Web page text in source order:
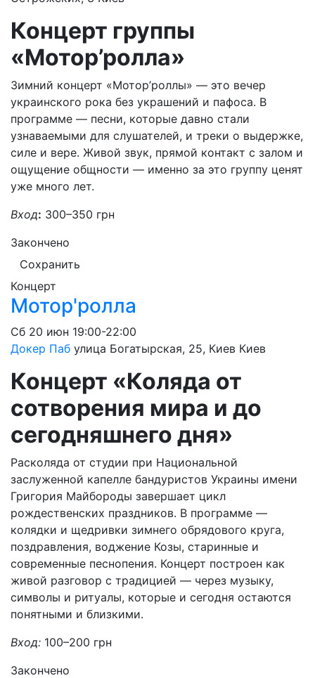
Концерт группы
«Мотор’ролла»
Зимний концерт «Мотор’роллы» — это вечер
украинского рока без украшений и пафоса. В
программе — песни, которые давно стали
узнаваемыми для слушателей, и треки о выдержке,
силе и вере. Живой звук, прямой контакт с залом и
ощущение общности — именно за это группу ценят
уже много лет.
Вход: 300–350 грн
Закончено
Сохранить
Концерт
Мотор'ролла
Сб 20 июн 19:00-22:00
Докер Паб улица Богатырская, 25, Киев Киев
Концерт «Коляда от
сотворения мира и до
сегодняшнего дня»
Расколяда от студии при Национальной
заслуженной капелле бандуристов Украины имени
Григория Майбороды завершает цикл
рождественских праздников. В программе —
колядки и щедривки зимнего обрядового круга,
поздравления, воджение Козы, старинные и
современные песнопения. Концерт построен как
живой разговор с традицией — через музыку,
символы и ритуалы, которые и сегодня остаются
понятными и близкими.
Вход: 100–200 грн
Закончено